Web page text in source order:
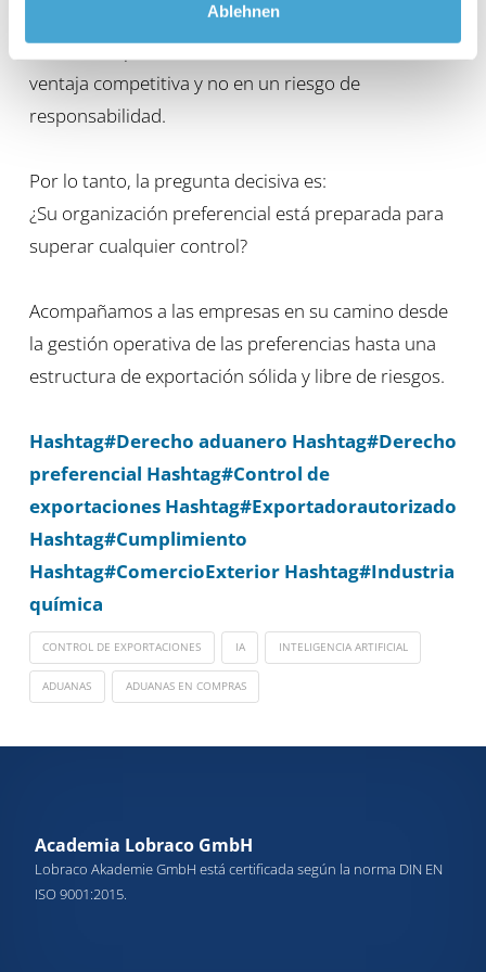
Ablehnen
• Control de exportación
Solo así las preferencias se convierten en una
ventaja competitiva y no en un riesgo de
responsabilidad.
Por lo tanto, la pregunta decisiva es:
¿Su organización preferencial está preparada para
superar cualquier control?
Acompañamos a las empresas en su camino desde
la gestión operativa de las preferencias hasta una
estructura de exportación sólida y libre de riesgos.
Hashtag#Derecho aduanero Hashtag#Derecho
preferencial Hashtag#Control de
exportaciones Hashtag#Exportadorautorizado
Hashtag#Cumplimiento
Hashtag#ComercioExterior Hashtag#Industria
química
CONTROL DE EXPORTACIONES IA INTELIGENCIA ARTIFICIAL
ADUANAS ADUANAS EN COMPRAS
Academia Lobraco GmbH
Lobraco Akademie GmbH está certificada según la norma DIN EN
ISO 9001:2015.